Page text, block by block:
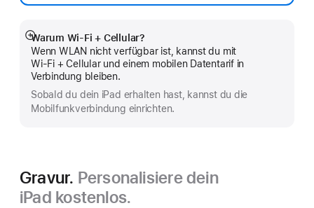
Warum Wi-Fi + Cellular?
Wenn WLAN nicht verfügbar ist, kannst du mit
Wi‑Fi + Cellular und einem mobilen Datentarif in
Verbindung bleiben.
Sobald du dein iPad erhalten hast, kannst du die
Mobilfunkverbindung einrichten.
Mehr
anzeigen
Gravur. Personalisiere dein
iPad kostenlos.